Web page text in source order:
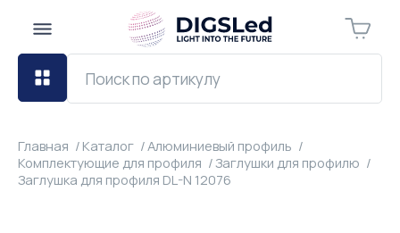
Главная Каталог
Алюминиевый профиль
Комплектующие для профиля
Заглушки для профилю
Заглушка для профиля DL-N 12076